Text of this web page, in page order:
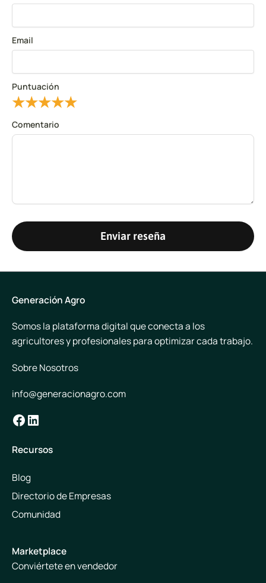
Email
Puntuación
★
★
★
★
★
Comentario
Enviar reseña
Generación Agro
Somos la plataforma digital que conecta a los
agricultores y profesionales para optimizar cada trabajo.
Sobre Nosotros
info@generacionagro.com
Facebook
LinkedIn
Recursos
Blog
Directorio de Empresas
Comunidad
Marketplace
Conviértete en vendedor